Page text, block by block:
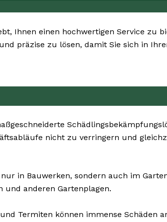
Ihnen einen hochwertigen Service zu
präzise zu lösen, damit Sie sich in
nicht zu verringern und
in Bauwerken, sondern auch im
und anderen Gartenplagen.
Termiten können immense Schäden